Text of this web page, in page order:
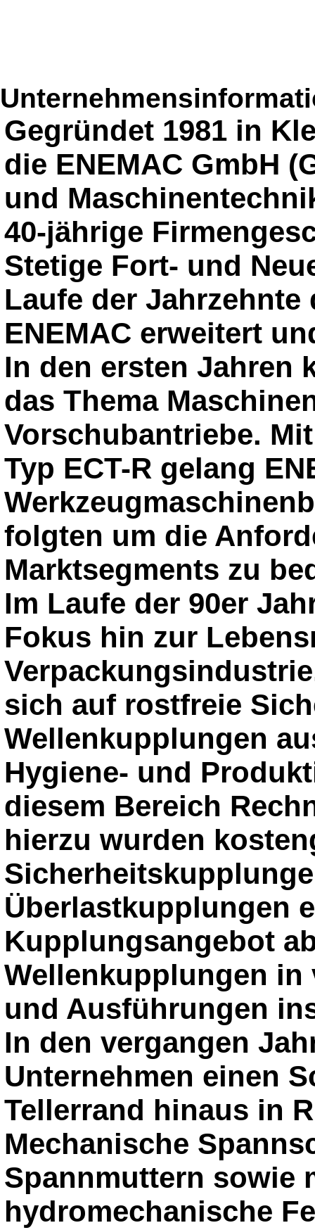
Gegründet 1981 in
die ENEMAC GmbH
und
40-jährige
Stetige Fort- und
Laufe der
ENEMAC erweitert
In den ersten Jahren
das Thema
Vorschubantriebe.
Typ ECT-R gelang
folgten um die
Marktsegments zu
Im Laufe der 90er
Fokus hin zur
sich auf rostfreie
Wellenkupplungen
Hygiene- und
diesem Bereich
hierzu wurden
Überlastkupplungen
Kupplungsangebot
Wellenkupplungen in
und Ausführungen
In den vergangen
Unternehmen einen
Tellerrand hinaus in
Mechanische
Spannmuttern sowie
hydromechanische